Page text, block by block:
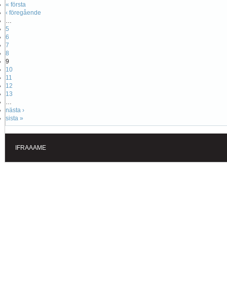
« första
‹ föregående
…
5
6
7
8
9
10
11
12
13
…
nästa ›
sista »
IFRAAAME